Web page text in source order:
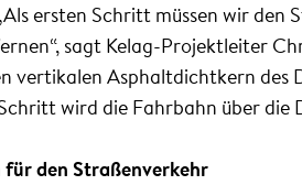
ersten Schritt müssen wir den
sagt Kelag-Projektleiter
vertikalen Asphaltdichtkern des
wird die Fahrbahn über die
für den Straßenverkehr